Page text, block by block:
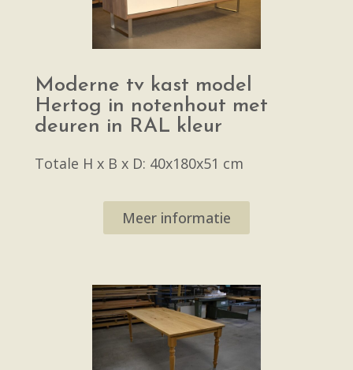
Moderne tv kast model
Hertog in notenhout met
deuren in RAL kleur
Totale H x B x D: 40x180x51 cm
Meer informatie